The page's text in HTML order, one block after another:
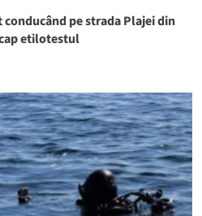
pe strada Plajei din
etilotestul